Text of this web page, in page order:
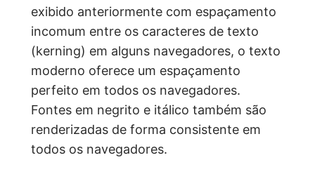
exibido anteriormente com espaçamento
incomum entre os caracteres de texto
(kerning) em alguns navegadores, o texto
moderno oferece um espaçamento
perfeito em todos os navegadores.
Fontes em negrito e itálico também são
renderizadas de forma consistente em
todos os navegadores.